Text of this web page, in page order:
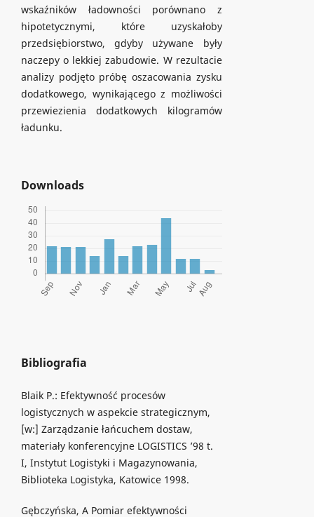
wskaźników ładowności porównano z
hipotetycznymi, które uzyskałoby
przedsiębiorstwo, gdyby używane były
naczepy o lekkiej zabudowie. W rezultacie
analizy podjęto próbę oszacowania zysku
dodatkowego, wynikającego z możliwości
przewiezienia dodatkowych kilogramów
ładunku.
Downloads
Bibliografia
Blaik P.: Efektywność procesów
logistycznych w aspekcie strategicznym,
[w:] Zarządzanie łańcuchem dostaw,
materiały konferencyjne LOGISTICS ’98 t.
I, Instytut Logistyki i Magazynowania,
Biblioteka Logistyka, Katowice 1998.
Gębczyńska, A Pomiar efektywności